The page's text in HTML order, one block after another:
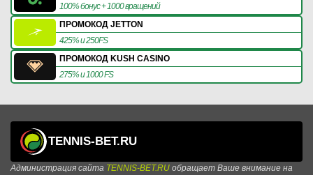
100% бонус + 1000 вращений
ПРОМОКОД JETTON
425% и 250FS
ПРОМОКОД KUSH CASINO
275% и 1000 FS
TENNIS-BET.RU
Администрация сайта TENNIS-BET.RU обращает Ваше внимание на